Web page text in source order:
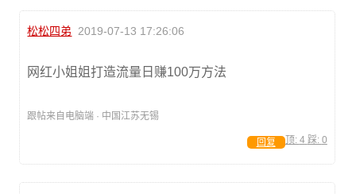
松松四弟 2019-07-13 17:26:06
网红小姐姐打造流量日赚100万方法
跟帖来自电脑端 · 中国江苏无锡
顶: 4 踩: 0
回复